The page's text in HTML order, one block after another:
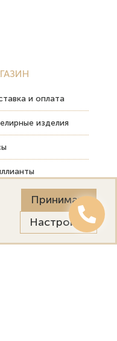
и оплата
изделия
продажный сервис
Принимаю
Настройки